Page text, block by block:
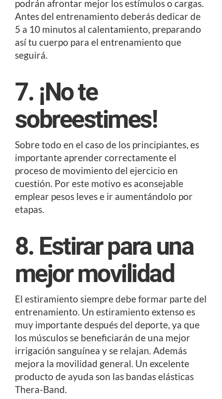
podrán afrontar mejor los estímulos o cargas.
Antes del entrenamiento deberás dedicar de
5 a 10 minutos al calentamiento, preparando
así tu cuerpo para el entrenamiento que
seguirá.
7. ¡No te
sobreestimes!
Sobre todo en el caso de los principiantes, es
importante aprender correctamente el
proceso de movimiento del ejercicio en
cuestión. Por este motivo es aconsejable
emplear pesos leves e ir aumentándolo por
etapas.
8. Estirar para una
mejor movilidad
El estiramiento siempre debe formar parte del
entrenamiento. Un estiramiento extenso es
muy importante después del deporte, ya que
los músculos se beneficiarán de una mejor
irrigación sanguínea y se relajan. Además
mejora la movilidad general. Un excelente
producto de ayuda son las bandas elásticas
Thera-Band.